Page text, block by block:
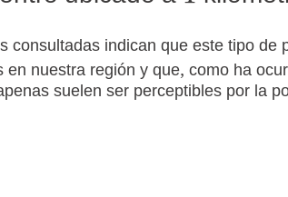
consultadas indican que este tipo
en nuestra región y que, como ha
suelen ser perceptibles por la